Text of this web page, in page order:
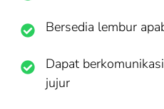
Bersedia lembur
Dapat
jujur